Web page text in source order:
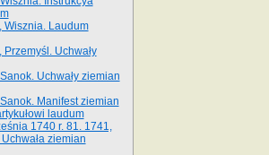
Wisznia. Laudum
Uchwały
Uchwały ziemian
Manifest ziemian
laudum
1740 r. 81. 1741,
ziemian